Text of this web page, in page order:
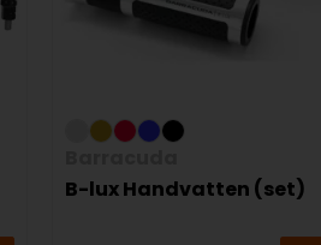
B-lux Handvatten (set)